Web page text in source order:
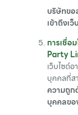
บริษัทขอ
เข้าถึงเ
การเชื่อ
Party
เว็บไซต์
บุคคลที่ส
ความถูก
บุคคลขอ